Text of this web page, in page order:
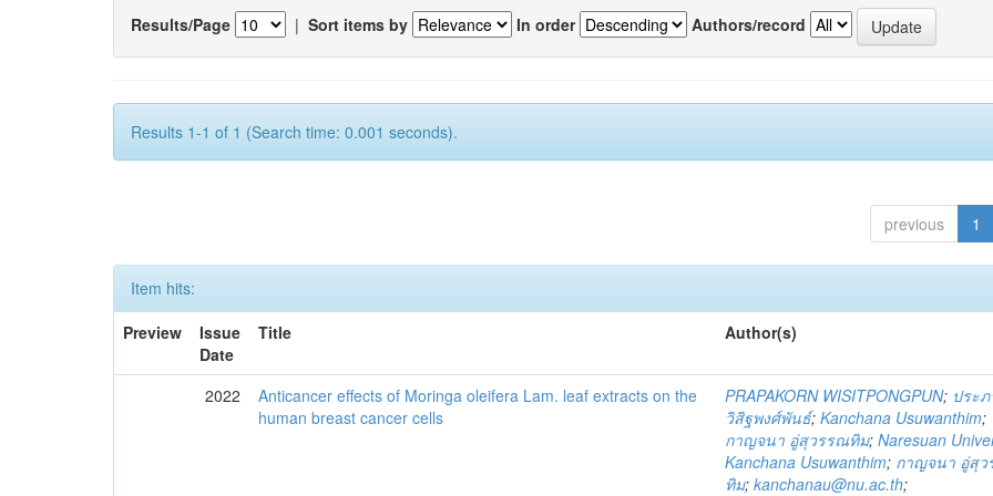
Results/Page | Sort items by In order Authors/record
Results 1-1 of 1 (Search time: 0.001 seconds).
previous 1
Item hits:
Preview
Issue
Date
Title Author(s)
2022
Anticancer effects of Moringa oleifera Lam. leaf extracts on the
human breast cancer cells
PRAPAKORN WISITPONGPUN; ประ
วิสิฐพงศ์พันธ์;Kanchana Usuwanthim;
กาญจนา อู่สุวรรณทิม;Naresuan
Kanchana Usuwanthim; กาญจนา อู่สุ
ทิม;kanchanau@nu.ac.th;